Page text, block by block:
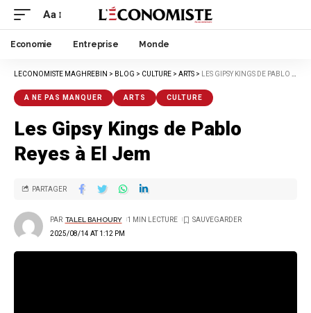
Aa
Economie Entreprise Monde
LECONOMISTE MAGHREBIN > BLOG > CULTURE > ARTS > LES GIPSY KINGS DE PABLO REYES À EL JEM
A NE PAS MANQUER ARTS CULTURE
Les Gipsy Kings de Pablo
Reyes à El Jem
2025/08/14 AT 1:12 PM
PAR TALEL BAHOURY 1 MIN LECTURE
PARTAGER